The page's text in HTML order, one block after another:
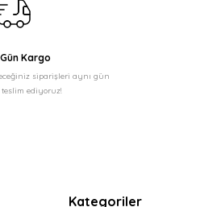
Gün Kargo
siparişleri aynı gün
ediyoruz!
Kategoriler